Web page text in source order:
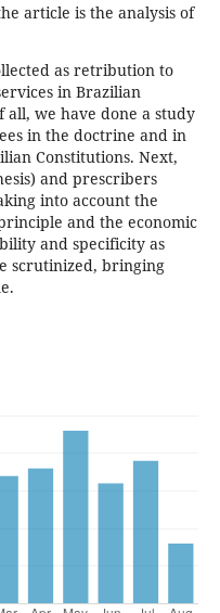
article is the analysis of
as retribution to
in Brazilian
all, we have done a study
in the doctrine and in
Constitutions. Next,
and prescribers
into account the
and the economic
and specificity as
scrutinized, bringing